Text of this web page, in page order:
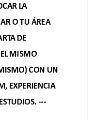
LA
O TU ÁREA
DE
EL MISMO
CON UN
EXPERIENCIA
---